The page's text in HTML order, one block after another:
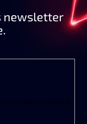
newsletter
ochrany osobních